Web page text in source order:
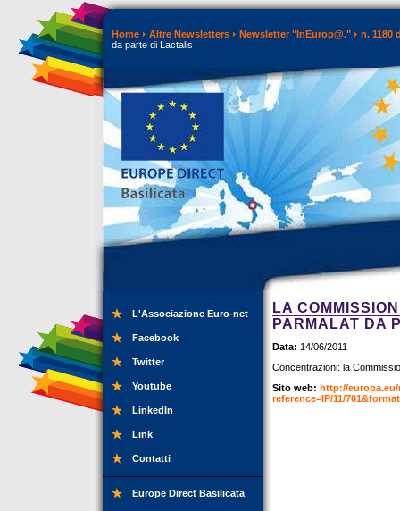
Home Altre Newsletters Newsletter "InEurop@."
n. 1180
da parte di Lactalis
L'Associazione Euro-net
Facebook
Twitter
Youtube
LinkedIn
Link
Contatti
Europe Direct Basilicata
LA
PARMALAT DA
Data: 14/06/2011
Concentrazioni: la
Sito web: http://
reference=IP/11/